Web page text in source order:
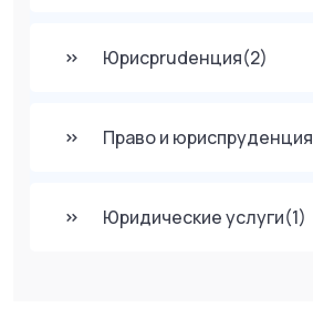
Юрисprudенция(2)
Право и юриспруденция
Юридические услуги(1)